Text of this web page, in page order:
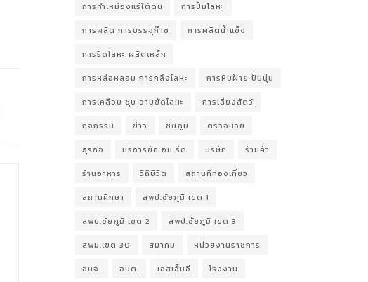
การทำเหมืองแร่ใต้ดิน การปั้มโลหะ
การผลิต การบรรจุก๊าซ การผลิตน้ำแข็ง
การรีดโลหะ ผลิตเหล็ก
การหล่อหลอม การกลึงโลหะ การหีบฝ้าย ปั่นนุ่น
การเคลือบ ชุบ อาบขัดโลหะ การเลี้ยงสัตว์
กิจกรรม ข่าว ชัยภูมิ ตรวจหวย
ธุรกิจ บริการซัก อบ รีด บริษัท ร้านค้า
ร้านอาหาร วิถีชีวิต สถานที่ท่องเที่ยว
สถานศึกษา สพป.ชัยภูมิ เขต 1
สพป.ชัยภูมิ เขต 2 สพป.ชัยภูมิ เขต 3
สพม.เขต 30 สมาคม หน่วยงานราชการ
อบจ. อบต. เอสเอ็มอี โรงงาน